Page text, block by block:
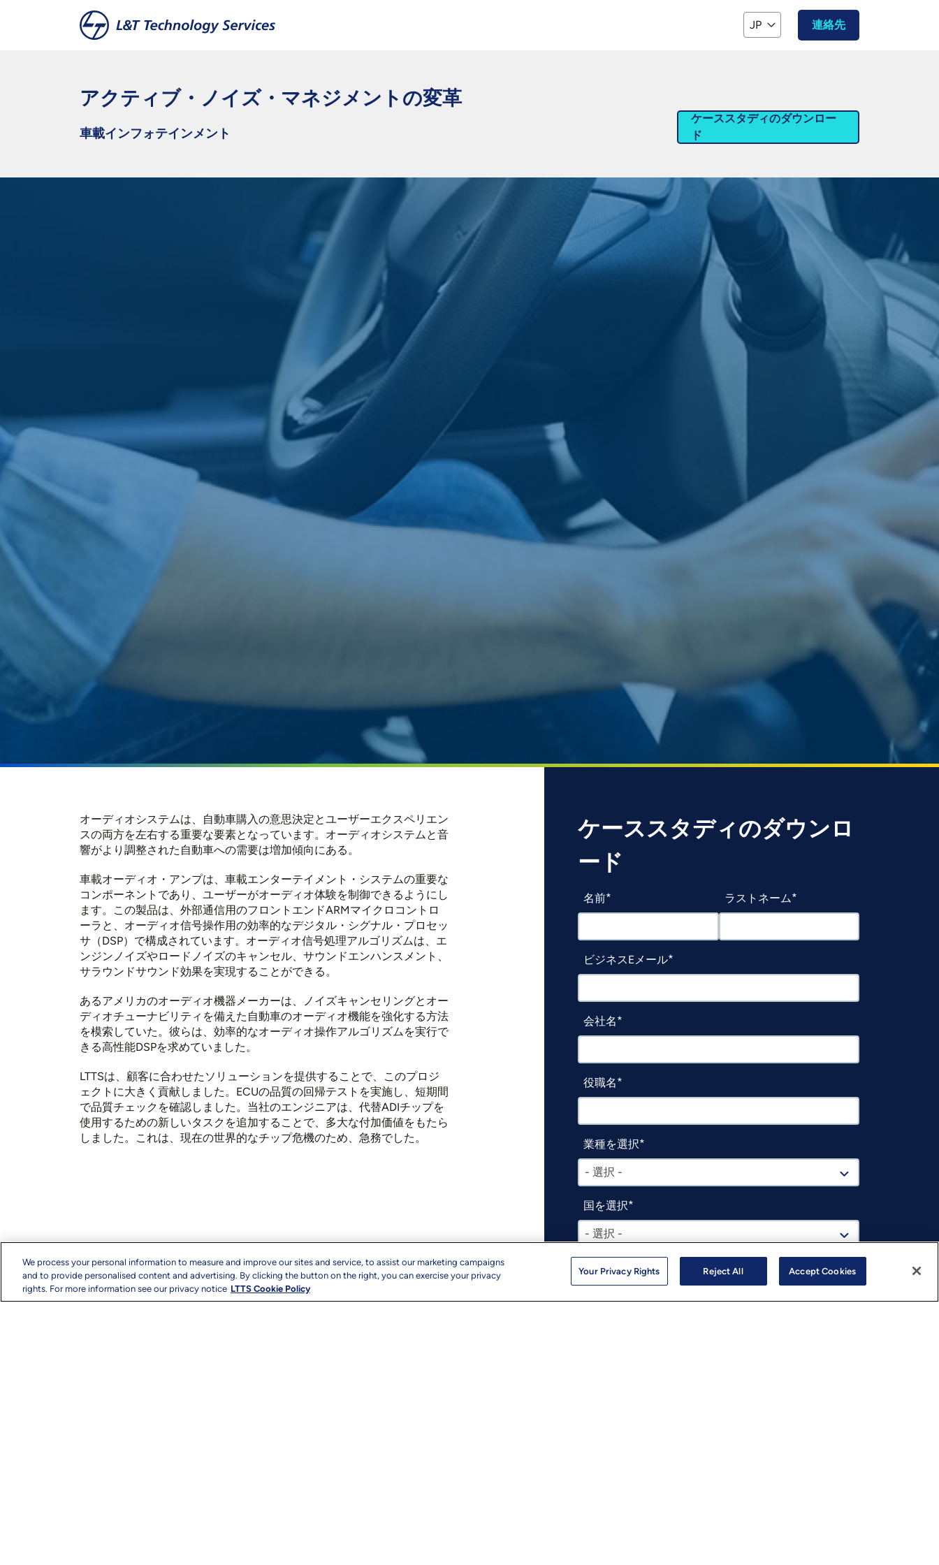
JP
連絡先
アクティブ・ノイズ・マネジメントの変革
車載インフォテインメント
ケーススタディのダウンロー
ド
オーディオシステムは、自動車購入の意思決定とユーザーエクスペリエン
スの両方を左右する重要な要素となっています。オーディオシステムと音
響がより調整された自動車への需要は増加傾向にある。
車載オーディオ・アンプは、車載エンターテイメント・システムの重要な
コンポーネントであり、ユーザーがオーディオ体験を制御できるようにし
ます。この製品は、外部通信用のフロントエンドARMマイクロコントロ
ーラと、オーディオ信号操作用の効率的なデジタル・シグナル・プロセッ
サ（DSP）で構成されています。オーディオ信号処理アルゴリズムは、エ
ンジンノイズやロードノイズのキャンセル、サウンドエンハンスメント、
サラウンドサウンド効果を実現することができる。
あるアメリカのオーディオ機器メーカーは、ノイズキャンセリングとオー
ディオチューナビリティを備えた自動車のオーディオ機能を強化する方法
を模索していた。彼らは、効率的なオーディオ操作アルゴリズムを実行で
きる高性能DSPを求めていました。
LTTSは、顧客に合わせたソリューションを提供することで、このプロジ
ェクトに大きく貢献しました。ECUの品質の回帰テストを実施し、短期間
で品質チェックを確認しました。当社のエンジニアは、代替ADIチップを
使用するための新しいタスクを追加することで、多大な付加価値をもたら
しました。これは、現在の世界的なチップ危機のため、急務でした。
ケーススタディのダウンロ
ード
名前 ラストネーム
ビジネスEメール
会社名
役職名
業種を選択
- 選択 -
国を選択
- 選択 -
LTTSからの製品、リソース、サービス、イベント、ウェビ
ナー、マーケティングイベント等に関する連絡を希望しま
We process your personal information to measure and improve our sites and service, to assist our marketing campaigns
and to provide personalised content and advertising. By clicking the button on the right, you can exercise your privacy
rights. For more information see our privacy notice LTTS Cookie Policy
Your Privacy Rights Reject All Accept Cookies